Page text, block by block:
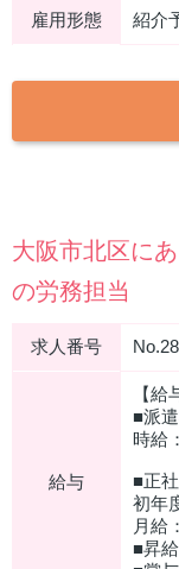
雇用形態 紹介
大阪市北区に
の労務担当
求人番号
給与
【給
■派
時給
■正
初年
月給
■昇